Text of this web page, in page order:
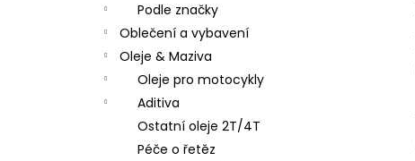
Podle značky
Oblečení a vybavení
Oleje & Maziva
Oleje pro motocykly
Aditiva
Ostatní oleje 2T/4T
Péče o řetěz